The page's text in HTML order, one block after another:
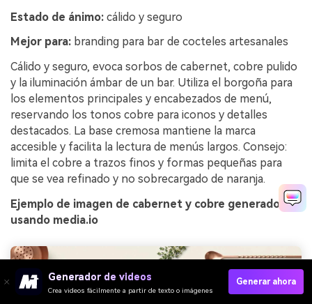
Estado de ánimo: cálido y seguro
Mejor para: branding para bar de cocteles artesanales
Cálido y seguro, evoca sorbos de cabernet, cobre pulido
y la iluminación ámbar de un bar. Utiliza el borgoña para
los elementos principales y encabezados de menú,
reservando los tonos cobre para iconos y detalles
destacados. La base cremosa mantiene la marca
accesible y facilita la lectura de menús largos. Consejo:
limita el cobre a trazos finos y formas pequeñas para
que se vea refinado y no sobrecargado de naranja.
Ejemplo de imagen de cabernet y cobre generado
usando media.io
Generador de videos
Crea videos fácilmente a partir de texto o imágenes
Generar ahora